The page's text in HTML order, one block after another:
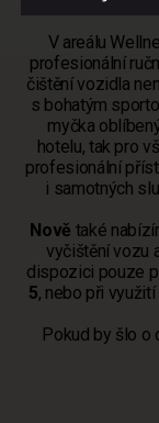
V areálu
profesionální
čištění vozidla
s bohatým
myčka
hotelu, tak pro
profesionální
i samotných
Nově také
vyčištění vozu
dispozici pouze
5, nebo při
Pokud by šlo o